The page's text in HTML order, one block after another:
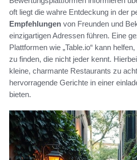
oft liegt die wahre Entdeckung in der
Empfehlungen von Freunden und
einzigartigen Adressen führen. Eine
Plattformen wie „Table.io“ kann
zu finden, die nicht jeder kennt.
kleine, charmante Restaurants zu
hervorragende Gerichte in einer
bieten.